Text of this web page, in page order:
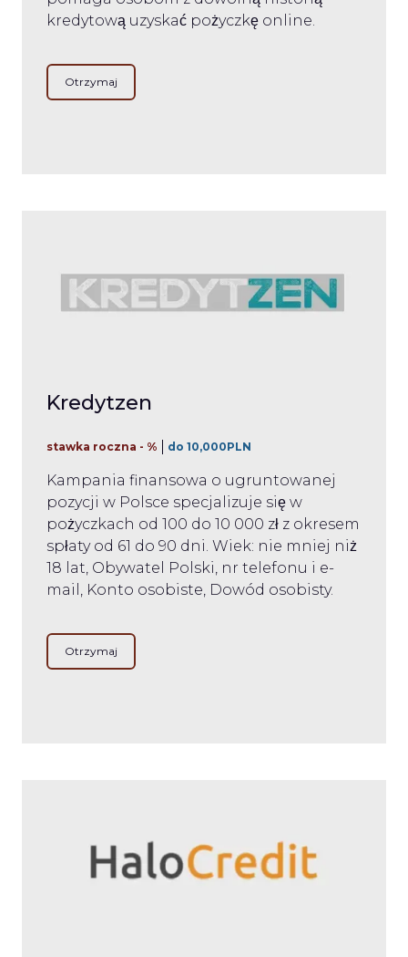
kredytową uzyskać pożyczkę online.
Otrzymaj
Kredytzen
stawka roczna - % do 10,000PLN
Kampania finansowa o ugruntowanej
pozycji w Polsce specjalizuje się w
pożyczkach od 100 do 10 000 zł z okresem
spłaty od 61 do 90 dni. Wiek: nie mniej niż
18 lat, Obywatel Polski, nr telefonu i e-
mail, Konto osobiste, Dowód osobisty.
Otrzymaj